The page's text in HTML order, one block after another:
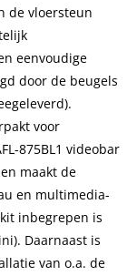
de vloersteun
eenvoudige
door de beugels
voor
875BL1 videobar
maakt de
en multimedia-
inbegrepen is
Daarnaast is
van o.a. de